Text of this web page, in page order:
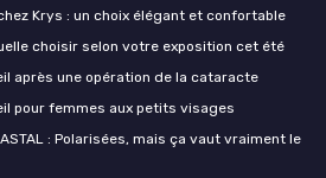
Krys : un choix élégant et confortable
choisir selon votre exposition cet été
après une opération de la cataracte
pour femmes aux petits visages
: Polarisées, mais ça vaut vraiment le